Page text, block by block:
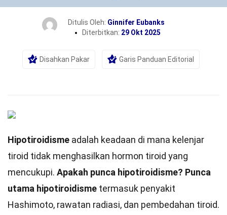
Ditulis Oleh: Ginnifer Eubanks
Diterbitkan: 29 Okt 2025
Disahkan Pakar Garis Panduan Editorial
Hipotiroidisme adalah keadaan di mana kelenjar
tiroid tidak menghasilkan hormon tiroid yang
mencukupi. Apakah punca hipotiroidisme? Punca
utama hipotiroidisme termasuk penyakit
Hashimoto, rawatan radiasi, dan pembedahan tiroid.